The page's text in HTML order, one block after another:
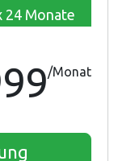
24 Monate
/Monat